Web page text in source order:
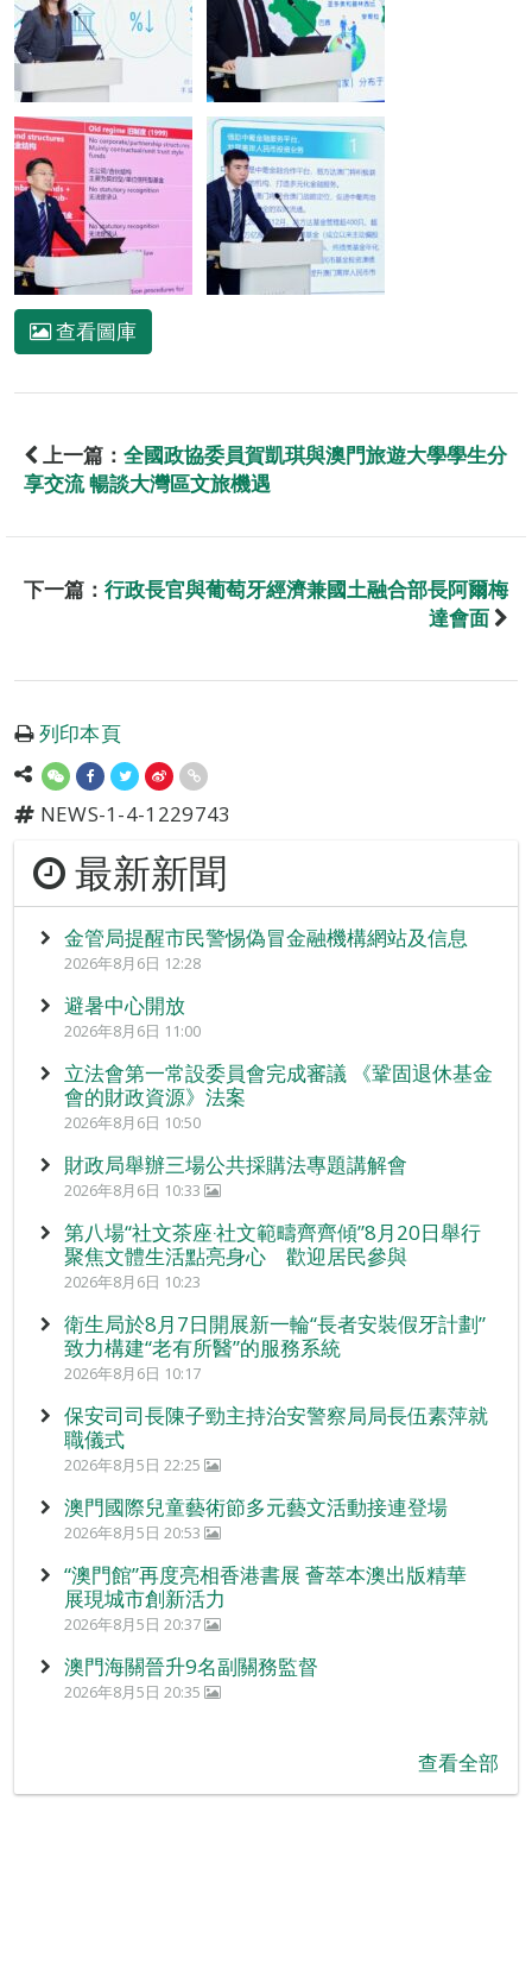
查看圖庫
上一篇： 全國政協委員賀凱琪與澳門旅遊大學學生分
享交流 暢談大灣區文旅機遇
下一篇： 行政長官與葡萄牙經濟兼國土融合部長阿爾梅
達會面
列印本頁
NEWS-1-4-1229743
最新新聞
金管局提醒市民警惕偽冒金融機構網站及信息
2026年8月6日 12:28
避暑中心開放
2026年8月6日 11:00
立法會第一常設委員會完成審議 《鞏固退休基金
會的財政資源》法案
2026年8月6日 10:50
財政局舉辦三場公共採購法專題講解會
2026年8月6日 10:33
第八場“社文茶座‧社文範疇齊齊傾”8月20日舉行
聚焦文體生活點亮身心 歡迎居民參與
2026年8月6日 10:23
衛生局於8月7日開展新一輪“長者安裝假牙計劃”
致力構建“老有所醫”的服務系統
2026年8月6日 10:17
保安司司長陳子勁主持治安警察局局長伍素萍就
職儀式
2026年8月5日 22:25
澳門國際兒童藝術節多元藝文活動接連登場
2026年8月5日 20:53
“澳門館”再度亮相香港書展 薈萃本澳出版精華
展現城市創新活力
2026年8月5日 20:37
澳門海關晉升9名副關務監督
2026年8月5日 20:35
查看全部